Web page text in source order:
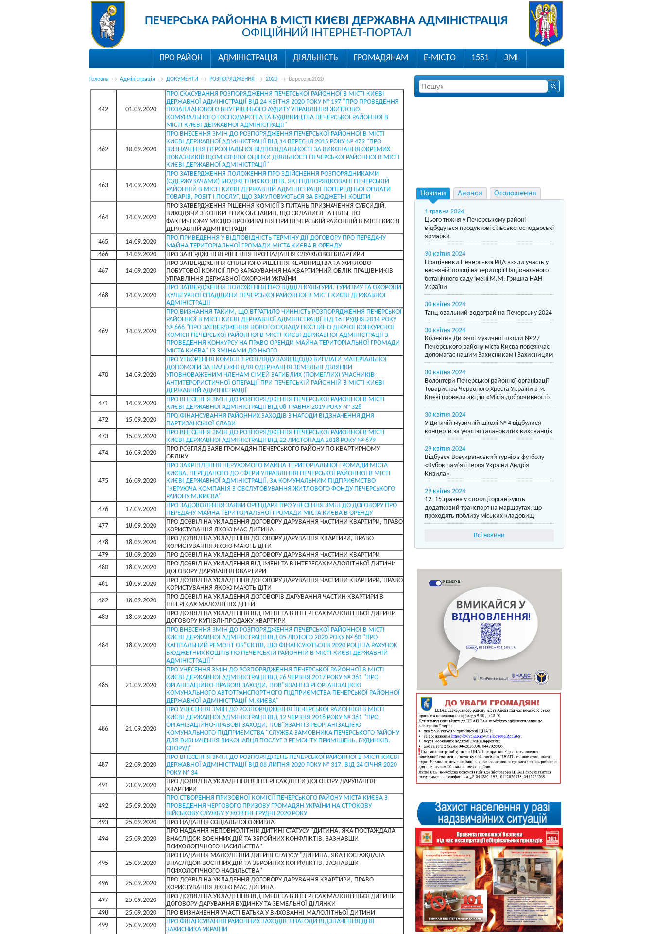
ПЕЧЕРСЬКА РАЙОННА В МІСТІ КИЄВІ ДЕРЖАВНА АДМІНІСТРАЦІЯ
ОФІЦІЙНИЙ ІНТЕРНЕТ-ПОРТАЛ
ПРО РАЙОН АДМІНІСТРАЦІЯ ДІЯЛЬНІСТЬ ГРОМАДЯНАМ Е-МІСТО 1551 ЗМІ
Головна → Адміністрація → ДОКУМЕНТИ → РОЗПОРЯДЖЕННЯ → 2020→ Вересень2020
442 01.09.2020
ПРО СКАСУВАННЯ РОЗПОРЯДЖЕННЯ ПЕЧЕРСЬКОЇ РАЙОННОЇ В МІСТІ КИЄВІ
ДЕРЖАВНОЇ АДМІНІСТРАЦІЇ ВІД 24 КВІТНЯ 2020 РОКУ № 197 "ПРО ПРОВЕДЕННЯ
ПОЗАПЛАНОВОГО ВНУТРІШНЬОГО АУДИТУ УПРАВЛІННЯ ЖИТЛОВО-
КОМУНАЛЬНОГО ГОСПОДАРСТВА ТА БУДІВНИЦТВА ПЕЧЕРСЬКОЇ РАЙОННОЇ В
МІСТІ КИЄВІ ДЕРЖАВНОЇ АДМІНІСТРАЦІЇ"
462 10.09.2020
ПРО ВНЕСЕННЯ ЗМІН ДО РОЗПОРЯДЖЕННЯ ПЕЧЕРСЬКОЇ РАЙОННОЇ В МІСТІ
КИЄВІ ДЕРЖАВНОЇ АДМІНІСТРАЦІЇ ВІД 14 ВЕРЕСНЯ 2016 РОКУ № 479 "ПРО
ВИЗНАЧЕННЯ ПЕРСОНАЛЬНОЇ ВІДПОВІДАЛЬНОСТІ ЗА ВИКОНАННЯ ОКРЕМИХ
ПОКАЗНИКІВ ЩОМІСЯЧНОЇ ОЦІНКИ ДІЯЛЬНОСТІ ПЕЧЕРСЬКОЇ РАЙОННОЇ В МІСТІ
КИЄВІ ДЕРЖАВНОЇ АДМІНІСТРАЦІЇ"
463 14.09.2020
ПРО ЗАТВЕРДЖЕННЯ ПОЛОЖЕННЯ ПРО ЗДІЙСНЕННЯ РОЗПОРЯДНИКАМИ
(ОДЕРЖУВАЧАМИ) БЮДЖЕТНИХ КОШТІВ, ЯКІ ПІДПОРЯДКОВАНІ ПЕЧЕРСЬКІЙ
РАЙОННІЙ В МІСТІ КИЄВІ ДЕРЖАВНІЙ АДМІНІСТРАЦІЇ ПОПЕРЕДНЬОЇ ОПЛАТИ
ТОВАРІВ, РОБІТ І ПОСЛУГ, ЩО ЗАКУПОВУЮТЬСЯ ЗА БЮДЖЕТНІ КОШТИ
464 14.09.2020
ПРО ЗАТВЕРДЖЕННЯ РІШЕННЯ КОМІСІЇ З ПИТАНЬ ПРИЗНАЧЕННЯ СУБСИДІЙ,
ВИХОДЯЧИ З КОНКРЕТНИХ ОБСТАВИН, ЩО СКЛАЛИСЯ ТА ПІЛЬГ ПО
ФАКТИЧНОМУ МІСЦЮ ПРОЖИВАННЯ ПРИ ПЕЧЕРСЬКІЙ РАЙОННІЙ В МІСТІ КИЄВІ
ДЕРЖАВНІЙ АДМІНІСТРАЦІЇ
465
14.09.2020
ПРО ПРИВЕДЕННЯ У ВІДПОВІДНІСТЬ ТЕРМІНУ ДІЇ ДОГОВОРУ ПРО ПЕРЕДАЧУ
МАЙНА ТЕРИТОРІАЛЬНОЇ ГРОМАДИ МІСТА КИЄВА В ОРЕНДУ
466
14.09.2020 ПРО ЗАВЕРДЖЕННЯ РІШЕННЯ ПРО НАДАННЯ СЛУЖБОВОЇ КВАРТИРИ
467 14.09.2020
ПРО ЗАТВЕРДЖЕННЯ СПІЛЬНОГО РІШЕННЯ КЕРІВНИЦТВА ТА ЖИТЛОВО-
ПОБУТОВОЇ КОМІСІЇ ПРО ЗАРАХУВАННЯ НА КВАРТИРНИЙ ОБЛІК ПРАЦІВНИКІВ
УПРАВЛІННЯ ДЕРЖАВНОЇ ОХОРОНИ УКРАЇНИ
468 14.09.2020
ПРО ЗАТВЕРДЖЕННЯ ПОЛОЖЕННЯ ПРО ВІДДІЛ КУЛЬТУРИ, ТУРИЗМУ ТА ОХОРОНИ
КУЛЬТУРНОЇ СПАДЩИНИ ПЕЧЕРСЬКОЇ РАЙОННОЇ В МІСТІ КИЄВІ ДЕРЖАВНОЇ
АДМІНІСТРАЦІЇ
469 14.09.2020
ПРО ВИЗНАННЯ ТАКИМ, ЩО ВТРАТИЛО ЧИННІСТЬ РОЗПОРЯДЖЕННЯ ПЕЧЕРСЬКОЇ
РАЙОННОЇ В МІСТІ КИЄВІ ДЕРЖАВНОЇ АДМІНІСТРАЦІЇ ВІД 18 ГРУДНЯ 2014 РОКУ
№ 666 "ПРО ЗАТВЕРДЖЕННЯ НОВОГО СКЛАДУ ПОСТІЙНО ДІЮЧОЇ КОНКУРСНОЇ
КОМІСІЇ ПЕЧЕРСЬКОЇ РАЙОННОЇ В МІСТІ КИЄВІ ДЕРЖАВНОЇ АДМІНІСТРАЦІЇ З
ПРОВЕДЕННЯ КОНКУРСУ НА ПРАВО ОРЕНДИ МАЙНА ТЕРИТОРІАЛЬНОЇ ГРОМАДИ
МІСТА КИЄВА" ІЗ ЗМІНАМИ ДО НЬОГО
470 14.09.2020
ПРО УТВОРЕННЯ КОМІСІЇ З РОЗГЛЯДУ ЗАЯВ ЩОДО ВИПЛАТИ МАТЕРІАЛЬНОЇ
ДОПОМОГИ ЗА НАЛЕЖНІ ДЛЯ ОДЕРЖАННЯ ЗЕМЕЛЬНІ ДІЛЯНКИ
УПОВНОВАЖЕНИМ ЧЛЕНАМ СІМЕЙ ЗАГИБЛИХ (ПОМЕРЛИХ) УЧАСНИКІВ
АНТИТЕРОРИСТИЧНОЇ ОПЕРАЦІЇ ПРИ ПЕЧЕРСЬКІЙ РАЙОННІЙ В МІСТІ КИЄВІ
ДЕРЖАВНІЙ АДМІНІСТРАЦІЇ
471
14.09.2020
ПРО ВНЕСЕННЯ ЗМІН ДО РОЗПОРЯДЖЕННЯ ПЕЧЕРСЬКОЇ РАЙОННОЇ В МІСТІ
КИЄВІ ДЕРЖАВНОЇ АДМІНІСТРАЦІЇ ВІД 08 ТРАВНЯ 2019 РОКУ № 328
472
15.09.2020
ПРО ФІНАНСУВАННЯ РАЙОННИХ ЗАХОДІВ З НАГОДИ ВІДЗНАЧЕННЯ ДНЯ
ПАРТИЗАНСЬКОЇ СЛАВИ
473
15.09.2020
ПРО ВНЕСЕННЯ ЗМІН ДО РОЗПОРЯДЖЕННЯ ПЕЧЕРСЬКОЇ РАЙОННОЇ В МІСТІ
КИЄВІ ДЕРЖАВНОЇ АДМІНІСТРАЦІЇ ВІД 22 ЛИСТОПАДА 2018 РОКУ № 679
474
16.09.2020
ПРО РОЗГЛЯД ЗАЯВ ГРОМАДЯН ПЕЧЕРСЬКОГО РАЙОНУ ПО КВАРТИРНОМУ
ОБЛІКУ
475 16.09.2020
ПРО ЗАКРІПЛЕННЯ НЕРУХОМОГО МАЙНА ТЕРИТОРІАЛЬНОЇ ГРОМАДИ МІСТА
КИЄВА, ПЕРЕДАНОГО ДО СФЕРИ УПРАВЛІННЯ ПЕЧЕРСЬКОЇ РАЙОННОЇ В МІСТІ
КИЄВІ ДЕРЖАВНОЇ АДМІНІСТРАЦІЇ, ЗА КОМУНАЛЬНИМ ПІДПРИЄМСТВО
"КЕРУЮЧА КОМПАНІЯ З ОБСЛУГОВУВАННЯ ЖИТЛОВОГО ФОНДУ ПЕЧЕРСЬКОГО
РАЙОНУ М.КИЄВА"
476
17.09.2020
ПРО ЗАДОВОЛЕННЯ ЗАЯВИ ОРЕНДАРЯ ПРО УНЕСЕННЯ ЗМІН ДО ДОГОВОРУ ПРО
ПЕРЕДАЧУ МАЙНА ТЕРИТОРІАЛЬНОЇ ГРОМАДИ МІСТА КИЄВА В ОРЕНДУ
477
18.09.2020
ПРО ДОЗВІЛ НА УКЛАДЕННЯ ДОГОВОРУ ДАРУВАННЯ ЧАСТИНИ КВАРТИРИ, ПРАВО
КОРИСТУВАННЯ ЯКОЮ МАЄ ДИТИНА
478
18.09.2020
ПРО ДОЗВІЛ НА УКЛАДЕННЯ ДОГОВОРУ ДАРУВАННЯ КВАРТИРИ, ПРАВО
КОРИСТУВАННЯ ЯКОЮ МАЮТЬ ДІТИ
479
18.09.2020
ПРО ДОЗВІЛ НА УКЛАДЕННЯ ДОГОВОРУ ДАРУВАННЯ ЧАСТИНИ КВАРТИРИ
480
18.09.2020
ПРО ДОЗВІЛ НА УКЛАДЕННЯ ВІД ІМЕНІ ТА В ІНТЕРЕСАХ МАЛОЛІТНЬОЇ ДИТИНИ
ДОГОВОРУ ДАРУВАННЯ КВАРТИРИ
481
18.09.2020
ПРО ДОЗВІЛ НА УКЛАДЕННЯ ДОГОВОРУ ДАРУВАННЯ ЧАСТИНИ КВАРТИРИ, ПРАВО
КОРИСТУВАННЯ ЯКОЮ МАЮТЬ ДІТИ
482
18.09.2020
ПРО ДОЗВІЛ НА УКЛАДЕННЯ ДОГОВОРІВ ДАРУВАННЯ ЧАСТИН КВАРТИРИ В
ІНТЕРЕСАХ МАЛОЛІТНІХ ДІТЕЙ
483
18.09.2020
ПРО ДОЗВІЛ НА УКЛАДЕННЯ ВІД ІМЕНІ ТА В ІНТЕРЕСАХ МАЛОЛІТНЬОЇ ДИТИНИ
ДОГОВОРУ КУПІВЛІ-ПРОДАЖУ КВАРТИРИ
484 18.09.2020
ПРО ВНЕСЕННЯ ЗМІН ДО РОЗПОРЯДЖЕННЯ ПЕЧЕРСЬКОЇ РАЙОННОЇ В МІСТІ
КИЄВІ ДЕРЖАВНОЇ АДМІНІСТРАЦІЇ ВІД 05 ЛЮТОГО 2020 РОКУ № 60 "ПРО
КАПІТАЛЬНИЙ РЕМОНТ ОБ"ЄКТІВ, ЩО ФІНАНСУЮТЬСЯ В 2020 РОЦІ ЗА РАХУНОК
БЮДЖЕТНИХ КОШТІВ ПО ПЕЧЕРСЬКІЙ РАЙОННІЙ В МІСТІ КИЄВІ ДЕРЖАВНІЙ
АДМІНІСТРАЦІЇ"
485 21.09.2020
ПРО УНЕСЕННЯ ЗМІН ДО РОЗПОРЯДЖЕННЯ ПЕЧЕРСЬКОЇ РАЙОННОЇ В МІСТІ
КИЄВІ ДЕРЖАВНОЇ АДМІНІСТРАЦІЇ ВІД 26 ЧЕРВНЯ 2017 РОКУ № 361 "ПРО
ОРГАНІЗАЦІЙНО-ПРАВОВІ ЗАХОДИ, ПОВ"ЯЗАНІ ІЗ РЕОРГАНІЗАЦІЄЮ
КОМУНАЛЬНОГО АВТОТРАНСПОРТНОГО ПІДПРИЄМСТВА ПЕЧЕРСЬКОЇ РАЙОННОЇ
ДЕРЖАВНОЇ АДМІНІСТРАЦІЇ М.КИЄВА"
486 21.09.2020
ПРО УНЕСЕННЯ ЗМІН ДО РОЗПОРЯДЖЕННЯ ПЕЧЕРСЬКОЇ РАЙОННОЇ В МІСТІ
КИЄВІ ДЕРЖАВНОЇ АДМІНІСТРАЦІЇ ВІД 12 ЧЕРВНЯ 2018 РОКУ № 361 "ПРО
ОРГАНІЗАЦІЙНО-ПРАВОВІ ЗАХОДИ, ПОВ"ЯЗАНІ ІЗ РЕОРГАНІЗАЦІЄЮ
КОМУНАЛЬНОГО ПІДПРИЄМСТВА "СЛУЖБА ЗАМОВНИКА ПЕЧЕРСЬКОГО РАЙОНУ
ДЛЯ ВИЗНАЧЕННЯ ВИКОНАВЦЯ ПОСЛУГ З РЕМОНТУ ПРИМІЩЕНЬ, БУДИНКІВ,
СПОРУД"
487 22.09.2020
ПРО ВНЕСЕННЯ ЗМІН ДО РОЗПОРЯДЖЕНЬ ПЕЧЕРСЬКОЇ РАЙОННОЇ В МІСТІ КИЄВІ
ДЕРЖАВНОЇ АДМІНІСТРАЦІЇ ВІД 08 ЛИПНЯ 2020 РОКУ № 317, ВІД 24 СІЧНЯ 2020
РОКУ № 34
491
23.09.2020
ПРО ДОЗВІЛ НА УКЛАДЕННЯ В ІНТЕРЕСАХ ДІТЕЙ ДОГОВОРУ ДАРУВАННЯ
КВАРТИРИ
492 25.09.2020
ПРО СТВОРЕННЯ ПРИЗОВНОЇ КОМІСІЇ ПЕЧЕРСЬКОГО РАЙОНУ МІСТА КИЄВА З
ПРОВЕДЕННЯ ЧЕРГОВОГО ПРИЗОВУ ГРОМАДЯН УКРАЇНИ НА СТРОКОВУ
ВІЙСЬКОВУ СЛУЖБУ У ЖОВТНІ-ГРУДНІ 2020 РОКУ
493
25.09.2020 ПРО НАДАННЯ СОЦІАЛЬНОГО ЖИТЛА
494 25.09.2020
ПРО НАДАННЯ НЕПОВНОЛІТНІЙ ДИТИНІ СТАТУСУ "ДИТИНА, ЯКА ПОСТАЖДАЛА
ВНАСЛІДОК ВОЄННИХ ДІЙ ТА ЗБРОЙНИХ КОНФЛІКТІВ, ЗАЗНАВШИ
ПСИХОЛОГІЧНОГО НАСИЛЬСТВА"
495 25.09.2020
ПРО НАДАННЯ МАЛОЛІТНІЙ ДИТИНІ СТАТУСУ "ДИТИНА, ЯКА ПОСТАЖДАЛА
ВНАСЛІДОК ВОЄННИХ ДІЙ ТА ЗБРОЙНИХ КОНФЛІКТІВ, ЗАЗНАВШИ
ПСИХОЛОГІЧНОГО НАСИЛЬСТВА"
496
25.09.2020
ПРО ДОЗВІЛ НА УКЛАДЕННЯ ДОГОВОРУ ДАРУВАННЯ КВАРТИРИ, ПРАВО
КОРИСТУВАННЯ ЯКОЮ МАЄ ДИТИНА
497
25.09.2020
ПРО ДОЗВІЛ НА УКЛАДЕННЯ ВІД ІМЕНІ ТА В ІНТЕРЕСАХ МАЛОЛІТНЬОЇ ДИТИНИ
ДОГОВОРУ ДАРУВАННЯ БУДИНКУ ТА ЗЕМЕЛЬНОЇ ДІЛЯНКИ
498
25.09.2020
ПРО ВИЗНАЧЕННЯ УЧАСТІ БАТЬКА У ВИХОВАННІ МАЛОЛІТНЬОЇ ДИТИНИ
499
25.09.2020
ПРО ФІНАНСУВАННЯ РАЙОННИХ ЗАХОДІВ З НАГОДИ ВІДЗНАЧЕННЯ ДНЯ
ЗАХИСНИКА УКРАЇНИ
Новини Анонси Оголошення
1 травня 2024
Цього тижня у Печерському районі
відбудуться продуктові сільськогосподарські
ярмарки
30 квітня 2024
Працівники Печерської РДА взяли участь у
весняній толоці на території Національного
ботанічного саду імені М.М. Гришка НАН
України
30 квітня 2024
Танцювальний водограй на Печерську 2024
30 квітня 2024
Колектив Дитячої музичної школи № 27
Печерського району міста Києва повсякчас
допомагає нашим Захисникам і Захисницям
30 квітня 2024
Волонтери Печерської районної організації
Товариства Червоного Хреста України в м.
Києві провели акцію «Місія доброчинності»
30 квітня 2024
У Дитячій музичній школі № 4 відбулися
концерти за участю талановитих вихованців
29 квітня 2024
Відбувся Всеукраїнський турнір з футболу
«Кубок пам’яті Героя України Андрія
Кизила»
29 квітня 2024
12–15 травня у столиці організують
додатковий транспорт на маршрутах, що
проходять поблизу міських кладовищ
Всі новини